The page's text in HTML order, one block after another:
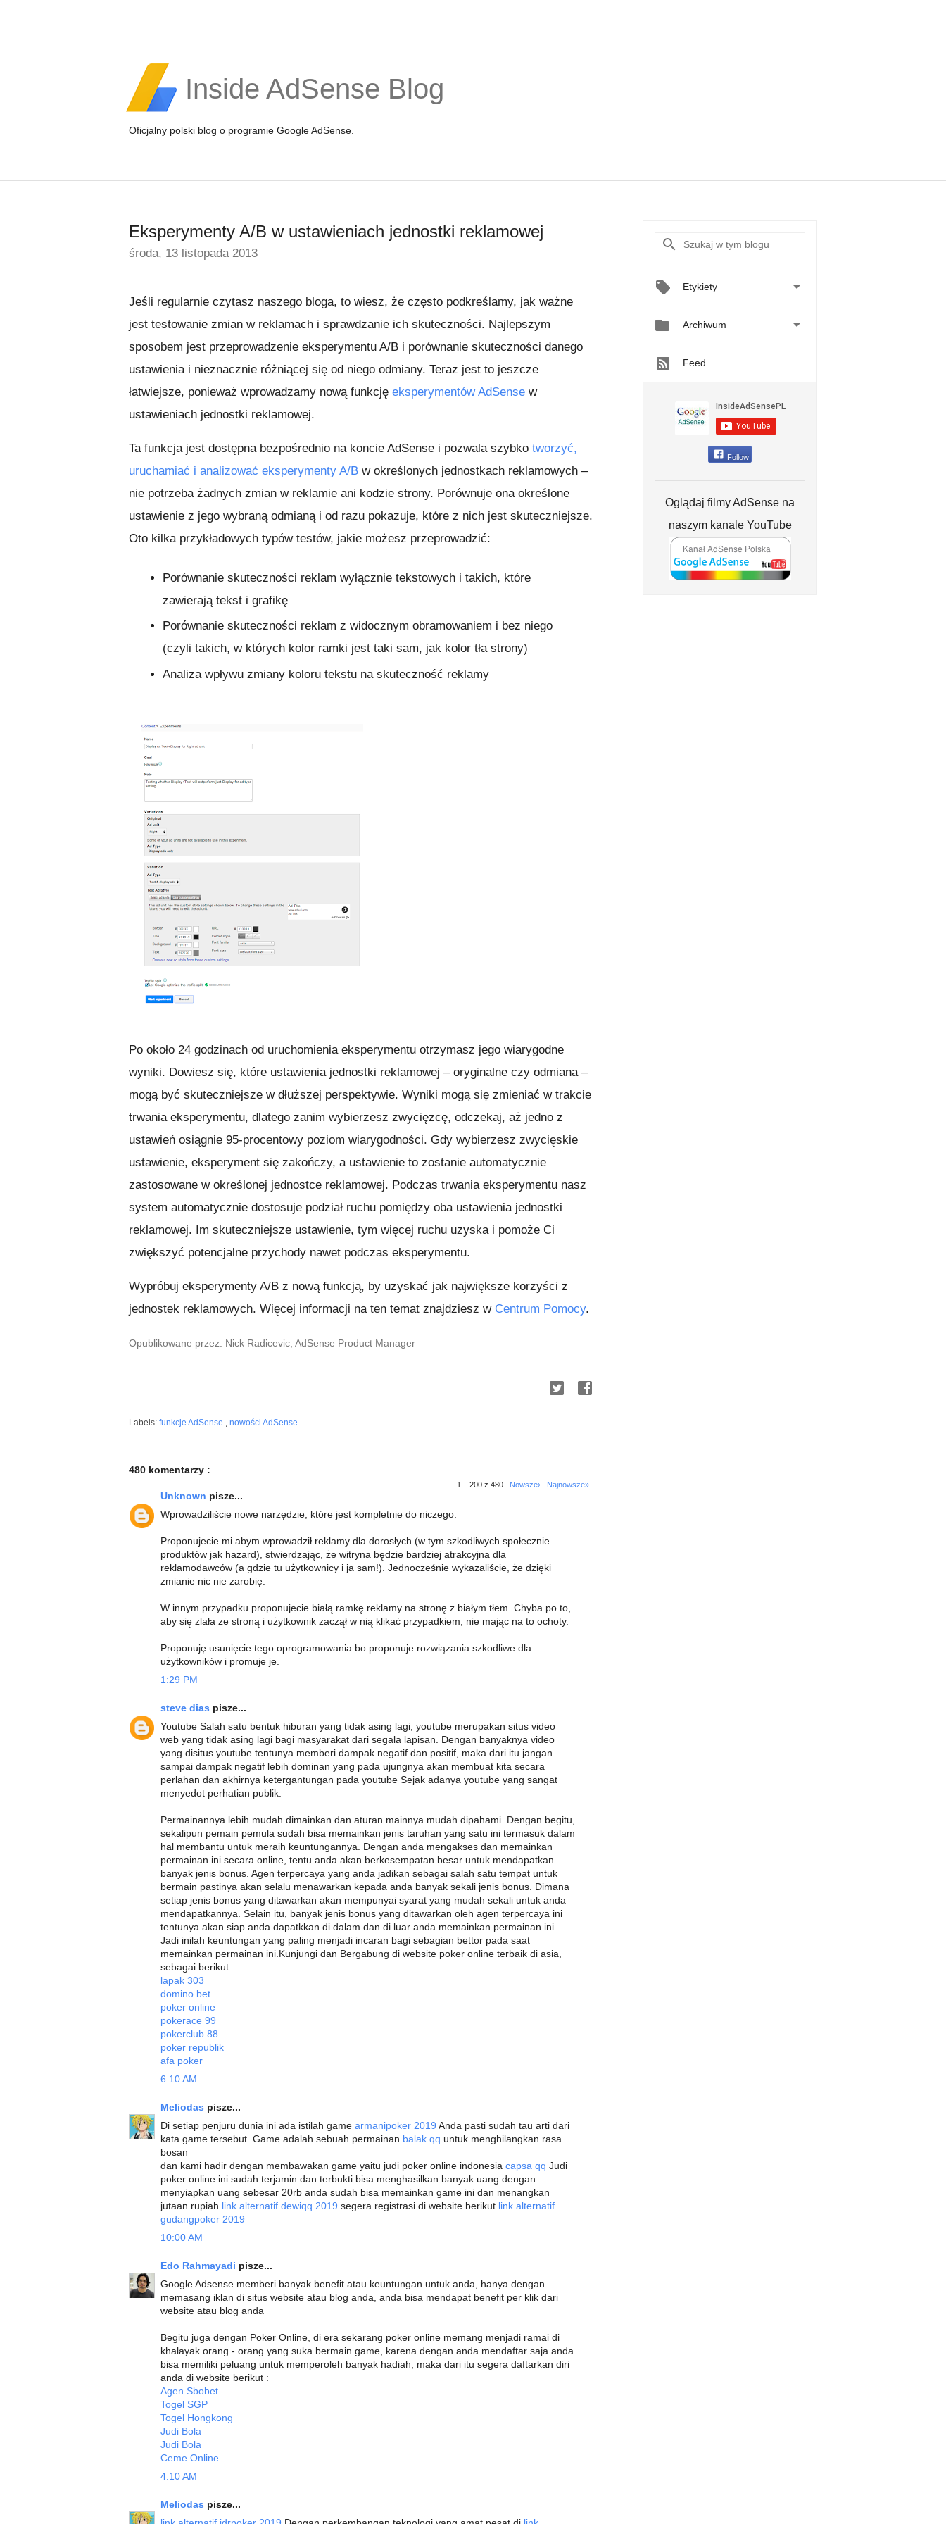
Inside AdSense Blog
Oficjalny polski blog o programie Google AdSense.
Eksperymenty A/B w ustawieniach jednostki reklamowej
środa, 13 listopada 2013
Jeśli regularnie czytasz naszego bloga, to wiesz, że często podkreślamy, jak ważne
jest testowanie zmian w reklamach i sprawdzanie ich skuteczności. Najlepszym
sposobem jest przeprowadzenie eksperymentu A/B i porównanie skuteczności danego
ustawienia i nieznacznie różniącej się od niego odmiany. Teraz jest to jeszcze
łatwiejsze, ponieważ wprowadzamy nową funkcję eksperymentów AdSense w
ustawieniach jednostki reklamowej.
Ta funkcja jest dostępna bezpośrednio na koncie AdSense i pozwala szybko tworzyć,
uruchamiać i analizować eksperymenty A/B w określonych jednostkach reklamowych –
nie potrzeba żadnych zmian w reklamie ani kodzie strony. Porównuje ona określone
ustawienie z jego wybraną odmianą i od razu pokazuje, które z nich jest skuteczniejsze.
Oto kilka przykładowych typów testów, jakie możesz przeprowadzić:
Porównanie skuteczności reklam wyłącznie tekstowych i takich, które
zawierają tekst i grafikę
Porównanie skuteczności reklam z widocznym obramowaniem i bez niego
(czyli takich, w których kolor ramki jest taki sam, jak kolor tła strony)
Analiza wpływu zmiany koloru tekstu na skuteczność reklamy
Po około 24 godzinach od uruchomienia eksperymentu otrzymasz jego wiarygodne
wyniki. Dowiesz się, które ustawienia jednostki reklamowej – oryginalne czy odmiana –
mogą być skuteczniejsze w dłuższej perspektywie. Wyniki mogą się zmieniać w trakcie
trwania eksperymentu, dlatego zanim wybierzesz zwycięzcę, odczekaj, aż jedno z
ustawień osiągnie 95-procentowy poziom wiarygodności. Gdy wybierzesz zwycięskie
ustawienie, eksperyment się zakończy, a ustawienie to zostanie automatycznie
zastosowane w określonej jednostce reklamowej. Podczas trwania eksperymentu nasz
system automatycznie dostosuje podział ruchu pomiędzy oba ustawienia jednostki
reklamowej. Im skuteczniejsze ustawienie, tym więcej ruchu uzyska i pomoże Ci
zwiększyć potencjalne przychody nawet podczas eksperymentu.
Wypróbuj eksperymenty A/B z nową funkcją, by uzyskać jak największe korzyści z
jednostek reklamowych. Więcej informacji na ten temat znajdziesz w Centrum Pomocy.
Opublikowane przez: Nick Radicevic, AdSense Product Manager
Labels: funkcje AdSense nowości AdSense
480 komentarzy :
1 – 200 z 480 Nowsze› Najnowsze»
Unknown pisze...
Wprowadziliście nowe narzędzie, które jest kompletnie do niczego.
Proponujecie mi abym wprowadził reklamy dla dorosłych (w tym szkodliwych społecznie
produktów jak hazard), stwierdzając, że witryna będzie bardziej atrakcyjna dla
reklamodawców (a gdzie tu użytkownicy i ja sam!). Jednocześnie wykazaliście, że dzięki
zmianie nic nie zarobię.
W innym przypadku proponujecie białą ramkę reklamy na stronę z białym tłem. Chyba po to,
aby się zlała ze stroną i użytkownik zaczął w nią klikać przypadkiem, nie mając na to ochoty.
Proponuję usunięcie tego oprogramowania bo proponuje rozwiązania szkodliwe dla
użytkowników i promuje je.
1:29 PM
steve dias pisze...
Youtube Salah satu bentuk hiburan yang tidak asing lagi, youtube merupakan situs video
web yang tidak asing lagi bagi masyarakat dari segala lapisan. Dengan banyaknya video
yang disitus youtube tentunya memberi dampak negatif dan positif, maka dari itu jangan
sampai dampak negatif lebih dominan yang pada ujungnya akan membuat kita secara
perlahan dan akhirnya ketergantungan pada youtube Sejak adanya youtube yang sangat
menyedot perhatian publik.
Permainannya lebih mudah dimainkan dan aturan mainnya mudah dipahami. Dengan begitu,
sekalipun pemain pemula sudah bisa memainkan jenis taruhan yang satu ini termasuk dalam
hal membantu untuk meraih keuntungannya. Dengan anda mengakses dan memainkan
permainan ini secara online, tentu anda akan berkesempatan besar untuk mendapatkan
banyak jenis bonus. Agen terpercaya yang anda jadikan sebagai salah satu tempat untuk
bermain pastinya akan selalu menawarkan kepada anda banyak sekali jenis bonus. Dimana
setiap jenis bonus yang ditawarkan akan mempunyai syarat yang mudah sekali untuk anda
mendapatkannya. Selain itu, banyak jenis bonus yang ditawarkan oleh agen terpercaya ini
tentunya akan siap anda dapatkkan di dalam dan di luar anda memainkan permainan ini.
Jadi inilah keuntungan yang paling menjadi incaran bagi sebagian bettor pada saat
memainkan permainan ini.Kunjungi dan Bergabung di website poker online terbaik di asia,
sebagai berikut:
lapak 303
domino bet
poker online
pokerace 99
pokerclub 88
poker republik
afa poker
6:10 AM
Meliodas pisze...
Di setiap penjuru dunia ini ada istilah game armanipoker 2019 Anda pasti sudah tau arti dari
kata game tersebut. Game adalah sebuah permainan balak qq untuk menghilangkan rasa
bosan
dan kami hadir dengan membawakan game yaitu judi poker online indonesia capsa qq Judi
poker online ini sudah terjamin dan terbukti bisa menghasilkan banyak uang dengan
menyiapkan uang sebesar 20rb anda sudah bisa memainkan game ini dan menangkan
jutaan rupiah link alternatif dewiqq 2019 segera registrasi di website berikut link alternatif
gudangpoker 2019
10:00 AM
Edo Rahmayadi pisze...
Google Adsense memberi banyak benefit atau keuntungan untuk anda, hanya dengan
memasang iklan di situs website atau blog anda, anda bisa mendapat benefit per klik dari
website atau blog anda
Begitu juga dengan Poker Online, di era sekarang poker online memang menjadi ramai di
khalayak orang - orang yang suka bermain game, karena dengan anda mendaftar saja anda
bisa memiliki peluang untuk memperoleh banyak hadiah, maka dari itu segera daftarkan diri
anda di website berikut :
Agen Sbobet
Togel SGP
Togel Hongkong
Judi Bola
Judi Bola
Ceme Online
4:10 AM
Meliodas pisze...
Etykiety 
 Archiwum 
Feed
Follow
Oglądaj filmy AdSense na
naszym kanale YouTube